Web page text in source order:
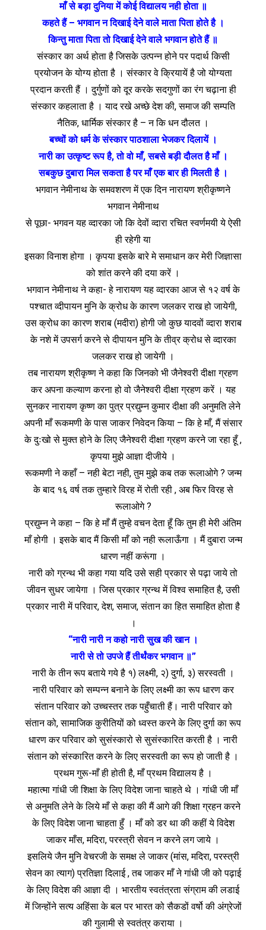
माँ से बड़ा दुनिया में कोई विद्यालय नही होता ॥
कहते हैं – भगवान न दिखाई देने वाले माता पिता होते है ।
किन्तु माता पिता तो दिखाई देने वाले भगवान होते हैं ॥
संस्कार का अर्थ होता है जिसके उत्पन्न होने पर पदार्थ किसी
प्रयोजन के योग्य होता है । संस्कार वे क्रियायें है जो योग्यता
प्रदान करती हैं । दुर्गुणों को दूर करके सदगुणों का रंग चढ़ाना ही
संस्कार कहलाता है । याद रखे अच्छे देश की, समाज की सम्पति
नैतिक, धार्मिक संस्कार है – न कि धन दौलत ।
बच्चों को धर्म के संस्कार पाठशाला भेजकर दिलायें ।
नारी का उत्कृष्ट रूप है, तो वो माँ, सबसे बड़ी दौलत है माँ ।
सबकुछ दुबारा मिल सकता है पर माँ एक बार ही मिलती है ।
भगवान नेमीनाथ के समवशरण में एक दिन नारायण श्रीकृष्णने
भगवान नेमीनाथ
से पूछा- भगवन यह व्दारका जो कि देवों व्दारा रचित स्वर्णमयी ये ऐसी
ही रहेगी या
इसका विनाश होगा । कृपया इसके बारे मे समाधान कर मेरी जिज्ञासा
को शांत करने की दया करें ।
भगवान नेमीनाथ ने कहा- हे नारायण यह व्दारका आज से १२ वर्ष के
पश्‍चात व्दीपायन मुनि के क्रोध के कारण जलकर राख हो जायेगी,
उस क्रोध का कारण शराब (मदीरा) होगी जो कुछ यादवों व्दारा शराब
के नशे में उपसर्ग करने से दीपायन मुनि के तीव्र क्रोध से व्दारका
जलकर राख हो जायेगी ।
तब नारायण श्रीकृष्ण ने कहा कि जिनको भी जैनेश्‍वरी दीक्षा ग्रहण
कर अपना कल्याण करना हो वो जैनेश्‍वरी दीक्षा ग्रहण करें । यह
सुनकर नारायण कृष्ण का पुत्र प्रद्युम्न कुमार दीक्षा की अनुमति लेने
अपनी माँ रूकमणी के पास जाकर निवेदन किया – कि हे माँ, मैं संसार
के दुःखो से मुक्‍त होने के लिए जैनेश्‍वरी दीक्षा ग्रहण करने जा रहा हूँ ,
कृपया मुझे आज्ञा दीजीये ।
रूकमणी ने कहाँ – नही बेटा नही, तुम मुझे कब तक रूलाओगे ? जन्म
के बाद १६ वर्ष तक तुम्हारे विरह में रोती रही , अब फिर विरह से
रूलाओगे ?
प्रद्युम्न ने कहा – कि हे माँ मैं तुम्हे वचन देता हूँ कि तुम ही मेरी अंतिम
माँ होगी । इसके बाद मैं किसी माँ को नही रूलाऊँगा । मैं दुबारा जन्म
धारण नहीं करूंगा ।
नारी को ग्रन्थ भी कहा गया यदि उसे सही प्रकार से पढ़ा जाये तो
जीवन सुधर जायेगा । जिस प्रकार ग्रन्थ में विश्‍व समाहित है, उसी
प्रकार नारी में परिवार, देश, समाज, संतान का हित समाहित होता है
।
“नारी नारी न कहो नारी सुख की खान ।
नारी से तो उपजे हैं तीर्थंकर भगवान ॥”
नारी के तीन रूप बताये गये है १) लक्ष्मी, २) दुर्गा, ३) सरस्वती ।
नारी परिवार को सम्पन्न बनाने के लिए लक्ष्मी का रूप धारण कर
संतान परिवार को उच्चस्तर तक पहुँचाती हैं। नारी परिवार को
संतान को, सामाजिक कुरीतियों को ध्वस्त करने के लिए दुर्गा का रूप
धारण कर परिवार को सुसंस्कारो से सुसंस्कारित करती है । नारी
संतान को संस्कारित करने के लिए सरस्वती का रूप हो जाती है ।
प्रथम गुरू-माँ ही होती है, माँ प्रथम विद्यालय है ।
महात्मा गांधी जी शिक्षा के लिए विदेश जाना चाहते थे । गांधी जी माँ
से अनुमति लेने के लिये माँ से कहा की मैं आगे की शिक्षा ग्रहन करने
के लिए विदेश जाना चाहता हुँ । माँ को डर था की कहीं ये विदेश
जाकर माँस, मदिरा, परस्त्री सेवन न करने लग जाये ।
इसलिये जैन मुनि वेचरजी के समक्ष ले जाकर (मांस, मदिरा, परस्त्री
सेवन का त्याग) प्रतिज्ञा दिलाई , तब जाकर माँ ने गांधी जी को पढ़ाई
के लिए विदेश की आज्ञा दी । भारतीय स्वतंत्रता संग्राम की लडाई
में जिन्होंने सत्य अहिंसा के बल पर भारत को सैकडों वर्षो की अंग्रेजों
की गुलामी से स्वतंत्र कराया ।